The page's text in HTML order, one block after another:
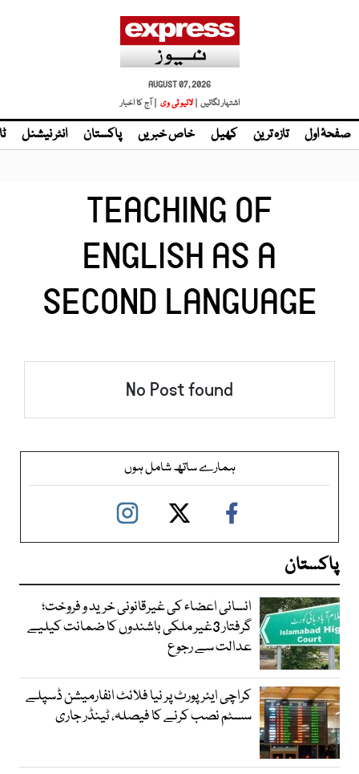
AUGUST 07, 2026
اشتہار لگائیں | لائیو ٹی وی | آج کا اخبار
صفحۂ اول تازہ ترین کھیل خاص خبریں پاکستان انٹر نیشنل
TEACHING OF
ENGLISH AS A
SECOND LANGUAGE
No Post found
ہمارے ساتھ شامل ہوں
پاکستان
انسانی اعضاء کی غیرقانونی خرید و فروخت؛
گرفتار 3غیر ملکی باشندوں کا ضمانت کیلیے
عدالت سے رجوع
کراچی ایئرپورٹ پر نیا فلائٹ انفارمیشن ڈسپلے
سسٹم نصب کرنے کا فیصلہ، ٹینڈر جاری